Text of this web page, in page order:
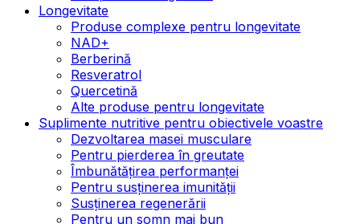
Longevitate
Produse complexe pentru longevitate
NAD+
Berberină
Resveratrol
Quercetină
Alte produse pentru longevitate
Suplimente nutritive pentru obiectivele voastre
Dezvoltarea masei musculare
Pentru pierderea în greutate
Îmbunătățirea performanței
Pentru susținerea imunității
Susținerea regenerării
Pentru un somn mai bun